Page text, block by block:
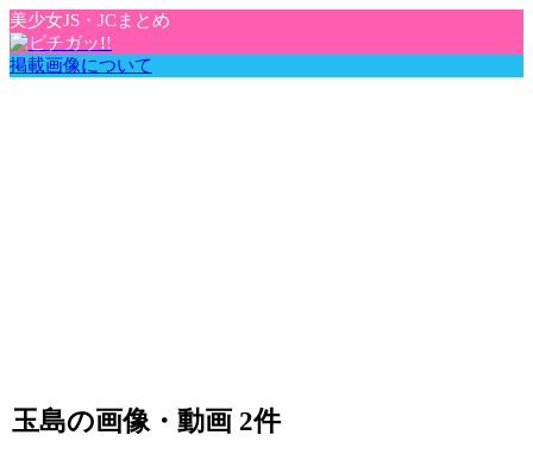
美少女JS・JCまとめ
掲載画像について
玉島の画像・動画 2件